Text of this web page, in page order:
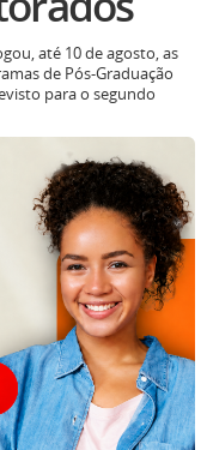
até 10 de agosto, as
de Pós-Graduação
para o segundo